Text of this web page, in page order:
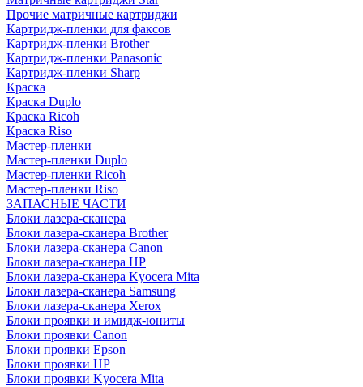
Прочие матричные картриджи
Картридж-пленки для факсов
Картридж-пленки Brother
Картридж-пленки Panasonic
Картридж-пленки Sharp
Краска
Краска Duplo
Краска Ricoh
Краска Riso
Мастер-пленки
Мастер-пленки Duplo
Мастер-пленки Ricoh
Мастер-пленки Riso
ЗАПАСНЫЕ ЧАСТИ
Блоки лазера-сканера
Блоки лазера-сканера Brother
Блоки лазера-сканера Canon
Блоки лазера-сканера HP
Блоки лазера-сканера Kyocera Mita
Блоки лазера-сканера Samsung
Блоки лазера-сканера Xerox
Блоки проявки и имидж-юниты
Блоки проявки Canon
Блоки проявки Epson
Блоки проявки HP
Блоки проявки Kyocera Mita